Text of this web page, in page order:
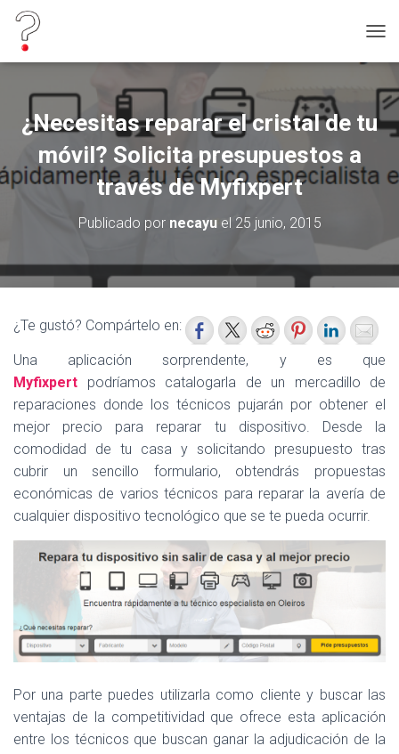
A
B
A
O
N
G
C
I
Ó
¿Necesitas reparar el cristal de tu
móvil? Solicita presupuestos a
través de Myfixpert
Publicado por necayuel 25 junio, 2015
¿Te gustó? Compártelo en:
Una aplicación sorprendente, y es que
Myfixpert
podríamos catalogarla de un mercadillo de
reparaciones donde los técnicos pujarán por obtener el
mejor precio para reparar tu dispositivo. Desde la
comodidad de tu casa y solicitando presupuesto tras
cubrir un sencillo formulario, obtendrás propuestas
económicas de varios técnicos para reparar la avería de
cualquier dispositivo tecnológico que se te pueda ocurrir.
Por una parte puedes utilizarla como cliente y buscar las
ventajas de la competitividad que ofrece esta aplicación
entre los técnicos que buscan ganar la adjudicación de la